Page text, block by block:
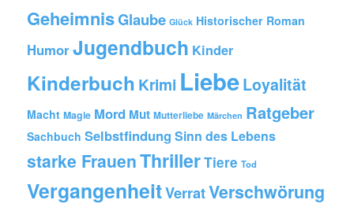
GeheimnisGlaube Glück Historischer Roman
HumorJugendbuch Kinder
Kinderbuch Krimi LiebeLoyalität
Macht Magie Mord Mut Mutterliebe Märchen Ratgeber
Sachbuch Selbstfindung Sinn des Lebens
starke FrauenThrillerTiere Tod
VergangenheitVerratVerschwörung